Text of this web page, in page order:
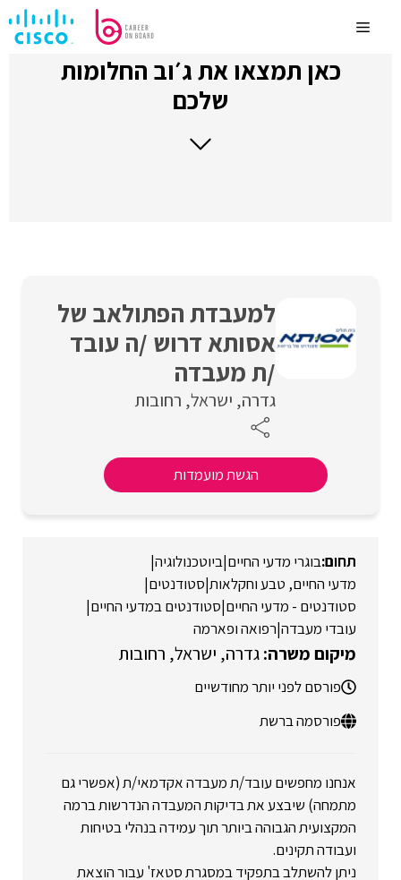
לתוכןMenu
כאן תמצאו את ג׳וב החלומות
שלכם
למעבדת הפתולאב של
אסותא דרוש /ה עובד
/ת מעבדה
גדרה ישראל רחובות
הגשת מועמדות
בוגרי מדעי החיים|ביוטכנולוגיה|
מדעי החיים, טבע וחקלאות|סטודנטים|
סטודנטים - מדעי החיים|סטודנטים במדעי החיים|
עובדי מעבדה|רפואה ופארמה
גדרה ישראל רחובות
פורסם לפני יותר מחודשיים
פורסמה ברשת
אנחנו מחפשים עובד/ת מעבדה אקדמאי/ת (אפשרי גם
מתמחה) שיבצע את בדיקות המעבדה הנדרשות ברמה
המקצועית הגבוהה ביותר תוך עמידה בנהלי בטיחות
ועבודה תקינים.
ניתן להשתלב בתפקיד במסגרת סטאז' עבור הוצאת